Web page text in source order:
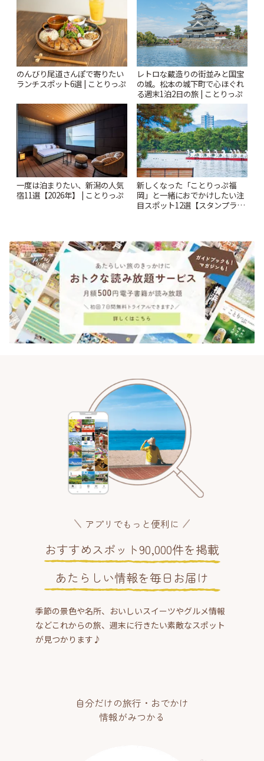
のんびり尾道さんぽで寄りたい
ランチスポット6選 | ことりっぷ
レトロな蔵造りの街並みと国宝
の城。松本の城下町で心ほぐれ
る週末1泊2日の旅 | ことりっぷ
一度は泊まりたい、新潟の人気
宿11選【2026年】 | ことりっぷ
新しくなった「ことりっぷ福
岡」と一緒におでかけしたい注
目スポット12選【スタンプラリ
アプリでもっと便利に
おすすめスポット90,000件を掲載
あたらしい情報を毎日お届け
季節の景色や名所、おいしいスイーツやグルメ情報
などこれからの旅、週末に行きたい素敵なスポット
が見つかります♪
自分だけの旅行・おでかけ
情報がみつかる